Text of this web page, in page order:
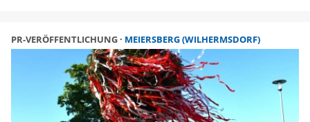
PR-VERÖFFENTLICHUNG MEIERSBERG (WILHERMSDORF)